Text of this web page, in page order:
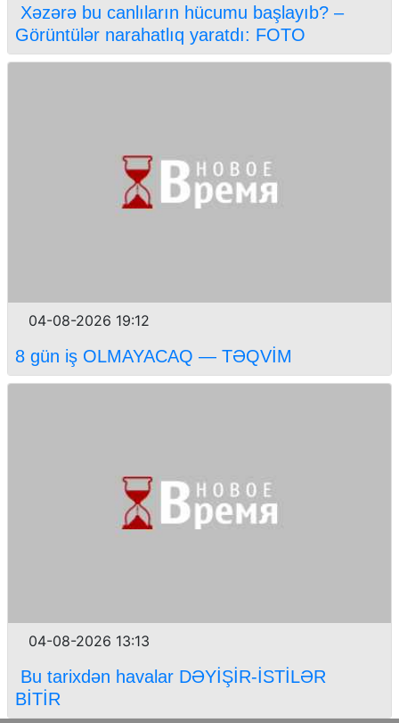
Xəzərə bu canlıların hücumu başlayıb? –
Görüntülər narahatlıq yaratdı: FOTO
04-08-2026 19:12
8 gün iş OLMAYACAQ — TƏQVİM
04-08-2026 13:13
Bu tarixdən havalar DƏYİŞİR-İSTİLƏR
BİTİR